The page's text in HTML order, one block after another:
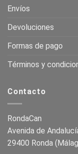
Envíos
Devoluciones
Formas de pago
Términos y
Contacto
RondaCan
Avenida de
29400 Ronda